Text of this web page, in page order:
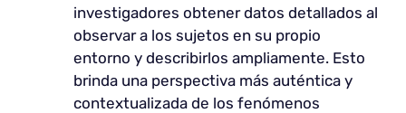
investigadores obtener datos detallados al
observar a los sujetos en su propio
entorno y describirlos ampliamente. Esto
brinda una perspectiva más auténtica y
contextualizada de los fenómenos